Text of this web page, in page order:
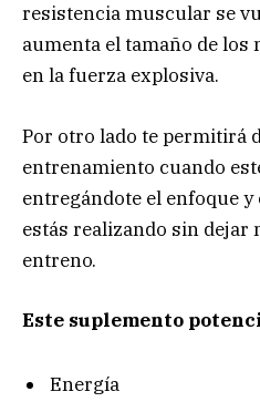
resistencia muscular se
aumenta el tamaño de
en la fuerza explosiva.
Por otro lado te permitirá
entrenamiento cuando
entregándote el enfoque
estás realizando sin
entreno.
Este suplemento
Energía